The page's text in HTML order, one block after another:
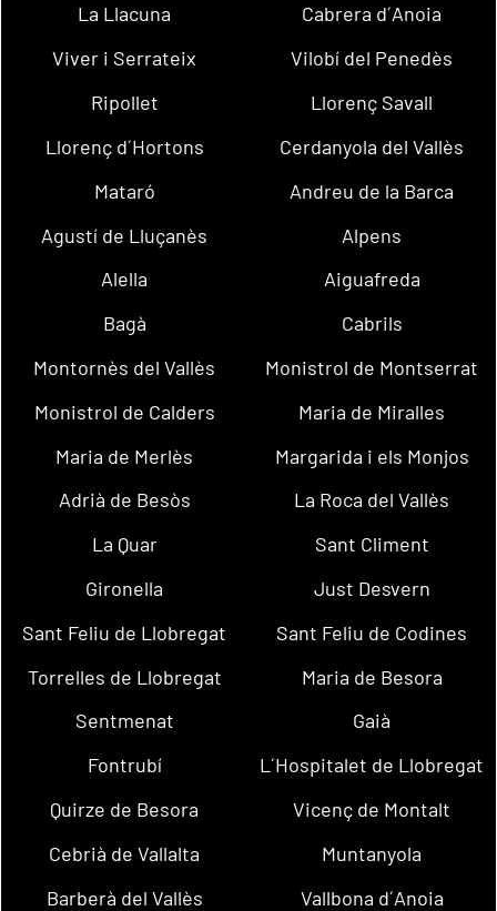
La Llacuna
Cabrera d´Anoia
Viver i Serrateix
Vilobí del Penedès
Ripollet
Llorenç Savall
Llorenç d´Hortons
Cerdanyola del Vallès
Mataró
Andreu de la Barca
Agustí de Lluçanès
Alpens
Alella
Aiguafreda
Bagà
Cabrils
Montornès del Vallès
Monistrol de Montserrat
Monistrol de Calders
Maria de Miralles
Maria de Merlès
Margarida i els Monjos
Adrià de Besòs
La Roca del Vallès
La Quar
Sant Climent
Gironella
Just Desvern
Sant Feliu de Llobregat
Sant Feliu de Codines
Torrelles de Llobregat
Maria de Besora
Sentmenat
Gaià
Fontrubí
L´Hospitalet de Llobregat
Quirze de Besora
Vicenç de Montalt
Cebrià de Vallalta
Muntanyola
Barberà del Vallès
Vallbona d´Anoia